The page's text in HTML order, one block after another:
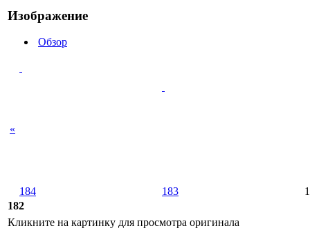
Изображение
Обзор
«
184 183
182
Кликните на картинку для просмотра оригинала